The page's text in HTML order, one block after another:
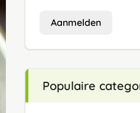
Aanmelden
Populaire